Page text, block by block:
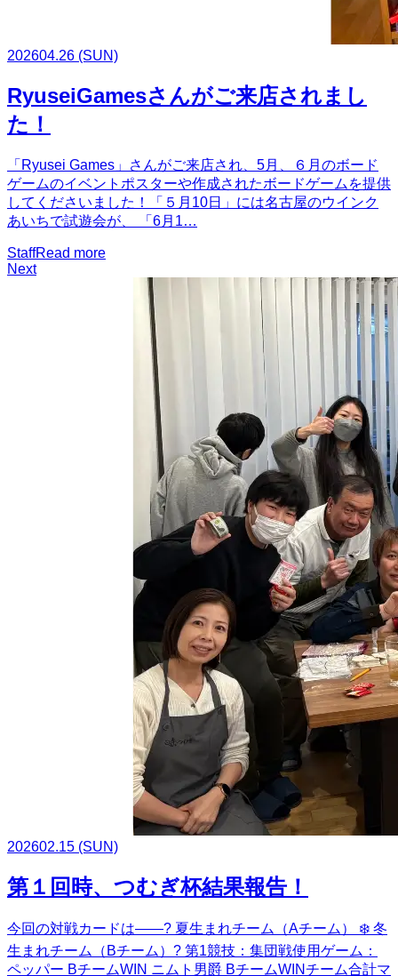
202604.26 (SUN)
RyuseiGamesさんがご来店されまし
た！
「Ryusei Games」さんがご来店され、5月、６月のボード
ゲームのイベントポスターや作成されたボードゲームを提供
してくださいました！「５月10日」には名古屋のウインク
あいちで試遊会が、 「6月1…
StaffRead more
Next
202602.15 (SUN)
第１回時、つむぎ杯結果報告！
今回の対戦カードは――? 夏生まれチーム（Aチーム） ❄️ 冬
生まれチーム（Bチーム）? 第1競技：集団戦使用ゲーム：
ペッパー BチームWIN ニムト男爵 BチームWINチーム合計マ